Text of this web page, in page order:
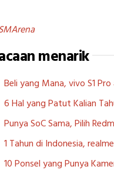
menarik
Beli yang Mana, vivo S1
6 Hal yang Patut Kalian
Punya SoC Sama, Pilih
1 Tahun di Indonesia,
10 Ponsel yang Punya